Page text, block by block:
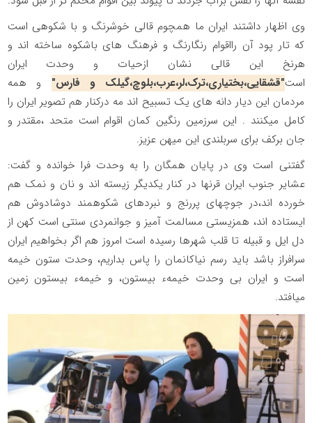
وی اظهار داشتند ایران ما همچوم قالی خوشرنگ و با شکوهی است
که تار پود آن رااقوام رنگارنگ و فرهنگ های باشکوه ساخته اند و
هرنخ این قالی نشان ازحیات و وحدت ایران
است"قشقایی،بختیاری،ترک،لر،عرب،بلوچ،گیلک و فارس" و همه
مردمان این دیار دانه های یک تسبیح اند مه درکنار هم تصویر ایران را
کامل میکنند . این سرزمین رنگین کمان اقوام است متحد ،مقتدر و
جان برکف برای سربلندی این میهن عزیز.
گفتنی است وی در پایان همگان را به وحدت فرا خوانده و گفت:
عشایر جنوب ایران قرنها در کنار یکدیگر زیسته اند و نان و نمک هم
خورده اند،در جوچهای پررنج و نبردهای شکوهمند دوشادوش هم
ایستاده اند، همزیستی مسالمت آمیز و جوانمردی سنتی است کهن از
دل ایل و قبیله تا قلب شهرها رسیده است امروز هم اگر بخواهیم ایران
سرافراز باشد باید رسم نیاکانمان را پاس بداریم، وحدت ستون خیمه
است و ایران بی وحدت خیمهء بیستون، و خیمهء بیستون زمین
میافتد.